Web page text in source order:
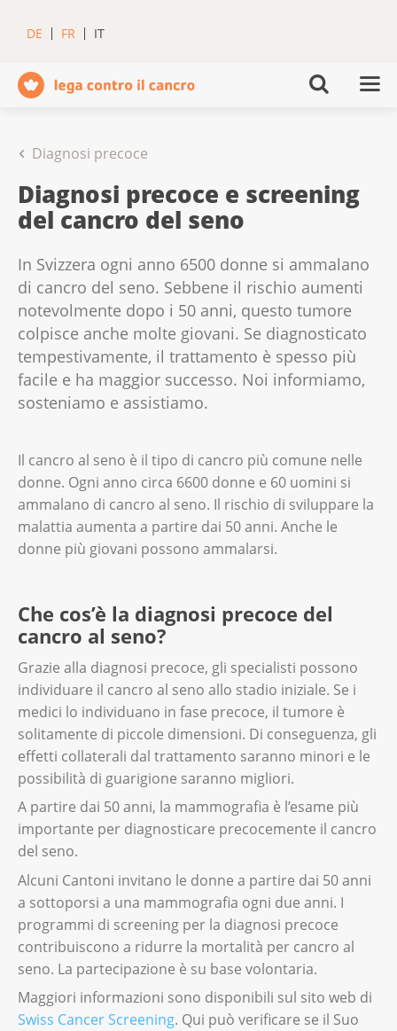
DE FR IT
Diagnosi precoce
Diagnosi precoce e screening
del cancro del seno
In Svizzera ogni anno 6500 donne si ammalano
di cancro del seno. Sebbene il rischio aumenti
notevolmente dopo i 50 anni, questo tumore
colpisce anche molte giovani. Se diagnosticato
tempestivamente, il trattamento è spesso più
facile e ha maggior successo. Noi informiamo,
sosteniamo e assistiamo.
Il cancro al seno è il tipo di cancro più comune nelle
donne. Ogni anno circa 6600 donne e 60 uomini si
ammalano di cancro al seno. Il rischio di sviluppare la
malattia aumenta a partire dai 50 anni. Anche le
donne più giovani possono ammalarsi.
Che cos’è la diagnosi precoce del
cancro al seno?
Grazie alla diagnosi precoce, gli specialisti possono
individuare il cancro al seno allo stadio iniziale. Se i
medici lo individuano in fase precoce, il tumore è
solitamente di piccole dimensioni. Di conseguenza, gli
effetti collaterali dal trattamento saranno minori e le
possibilità di guarigione saranno migliori.
A partire dai 50 anni, la mammografia è l’esame più
importante per diagnosticare precocemente il cancro
del seno.
Alcuni Cantoni invitano le donne a partire dai 50 anni
a sottoporsi a una mammografia ogni due anni. I
programmi di screening per la diagnosi precoce
contribuiscono a ridurre la mortalità per cancro al
seno. La partecipazione è su base volontaria.
Maggiori informazioni sono disponibili sul sito web di
Swiss Cancer Screening. Qui può verificare se il Suo